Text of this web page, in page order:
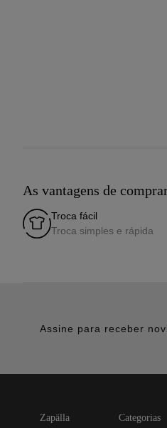
As vantagens de
Troca fácil
Troca simples e rápida
Assine para receber
zapälla categorias